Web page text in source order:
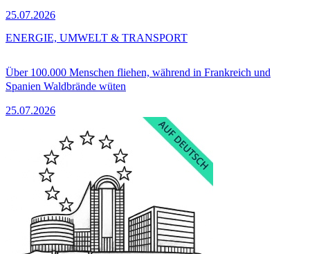
25.07.2026
Über 100.000 Menschen fliehen, während in Frankreich und
Spanien Waldbrände wüten
25.07.2026
ENERGIE, UMWELT & TRANSPORT